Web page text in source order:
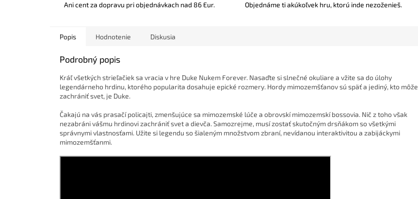
Ani cent za dopravu pri objednávkach nad 86 Eur. Objednáme ti akúkoľvek hru, ktorú inde nezoženieš.
Popis Hodnotenie Diskusia
Podrobný popis
Kráľ všetkých strieľačiek sa vracia v hre Duke Nukem Forever. Nasaďte si slnečné okuliare a vžite sa do úlohy
legendárneho hrdinu, ktorého popularita dosahuje epické rozmery. Hordy mimozemšťanov sú späť a jediný, kto môže
zachrániť svet, je Duke.
Čakajú na vás prasačí policajti, zmenšujúce sa mimozemské lúče a obrovskí mimozemskí bossovia. Nič z toho však
nezabráni vášmu hrdinovi zachrániť svet a dievča. Samozrejme, musí zostať skutočným drsňákom so všetkými
správnymi vlastnosťami. Užite si legendu so šialeným množstvom zbraní, nevídanou interaktivitou a zabijáckymi
mimozemšťanmi.